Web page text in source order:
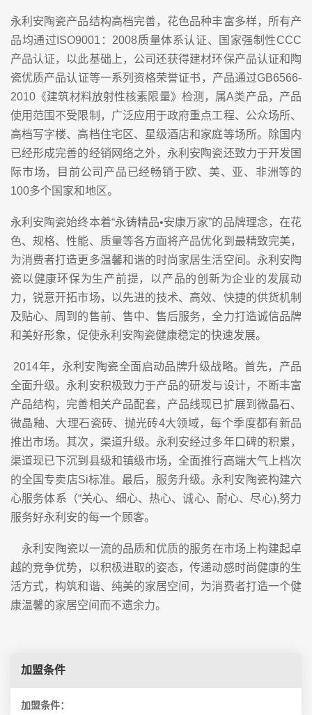
永利安陶瓷产品结构高档完善，花色品种丰富多样，所有产
品均通过ISO9001：2008质量体系认证、国家强制性CCC
产品认证，以此基础上，公司还获得建材环保产品认证和陶
瓷优质产品认证等一系列资格荣誉证书，产品通过GB6566-
2010《建筑材料放射性核素限量》检测，属A类产品，产品
使用范围不受限制，广泛应用于政府重点工程、公众场所、
高档写字楼、高档住宅区、星级酒店和家庭等场所。除国内
已经形成完善的经销网络之外，永利安陶瓷还致力于开发国
际市场，目前公司产品已经畅销于欧、美、亚、非洲等的
100多个国家和地区。
永利安陶瓷始终本着“永铸精品•安康万家”的品牌理念，在花
色、规格、性能、质量等各方面将产品优化到最精致完美，
为消费者打造更多温馨和谐的时尚家居生活空间。永利安陶
瓷以健康环保为生产前提，以产品的创新为企业的发展动
力，锐意开拓市场，以先进的技术、高效、快捷的供货机制
及贴心、周到的售前、售中、售后服务，全力打造诚信品牌
和美好形象，促使永利安陶瓷健康稳定的快速发展。
2014年，永利安陶瓷全面启动品牌升级战略。首先，产品
全面升级。永利安积极致力于产品的研发与设计，不断丰富
产品结构，完善相关产品配套，产品线现已扩展到微晶石、
微晶釉、大理石瓷砖、抛光砖4大领域，每个季度都有新品
推出市场。其次，渠道升级。永利安经过多年口碑的积累，
渠道现已下沉到县级和镇级市场，全面推行高端大气上档次
的全国专卖店Si标准。最后，服务升级。永利安陶瓷构建六
心服务体系（“关心、细心、热心、诚心、耐心、尽心),努力
服务好永利安的每一个顾客。
永利安陶瓷以一流的品质和优质的服务在市场上构建起卓
越的竞争优势，以积极进取的姿态，传递动感时尚健康的生
活方式，构筑和谐、纯美的家居空间，为消费者打造一个健
康温馨的家居空间而不遗余力。
加盟条件
加盟条件：